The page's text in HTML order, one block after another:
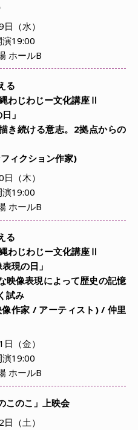
（水）
19:00
ホールB
る
わじわじー文化講座Ⅱ
」
き続ける意志。2拠点からの
ィクション作家)
（木）
19:00
ホールB
る
わじわじー文化講座Ⅱ
現の日」
映像表現によって歴史の記憶
試み
作家 / アーティスト) / 仲里
（金）
19:00
ホールB
このこ」上映会
（土）